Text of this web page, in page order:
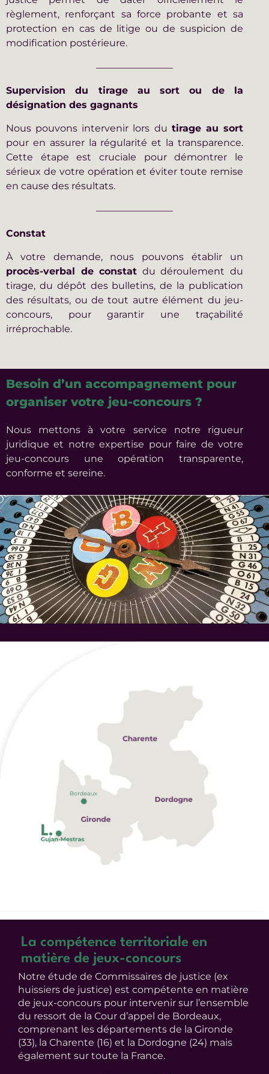
règlement, renforçant sa force probante et sa
protection en cas de litige ou de suspicion de
modification postérieure.
Supervision du tirage au sort ou de la
désignation des gagnants
Nous pouvons intervenir lors du tirage au sort
pour en assurer la régularité et la transparence.
Cette étape est cruciale pour démontrer le
sérieux de votre opération et éviter toute remise
en cause des résultats.
Constat
À votre demande, nous pouvons établir un
procès-verbal de constat du déroulement du
tirage, du dépôt des bulletins, de la publication
des résultats, ou de tout autre élément du jeu-
concours, pour garantir une traçabilité
irréprochable.
Besoin d’un accompagnement pour
organiser votre jeu-concours ?
Nous mettons à votre service notre rigueur
juridique et notre expertise pour faire de votre
jeu-concours une opération transparente,
conforme et sereine.
La compétence territoriale en
matière de jeux-concours
Notre étude de Commissaires de justice (ex
huissiers de justice) est compétente en matière
de jeux-concours pour intervenir sur l’ensemble
du ressort de la Cour d’appel de Bordeaux,
comprenant les départements de la Gironde
(33), la Charente (16) et la Dordogne (24) mais
également sur toute la France.